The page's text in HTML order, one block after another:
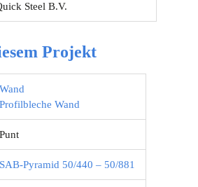
Steel B.V.
Projekt
Wand
Profilbleche Wand
Punt
SAB-Pyramid 50/440 – 50/881